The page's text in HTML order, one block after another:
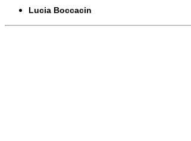
Lucia Boccacin